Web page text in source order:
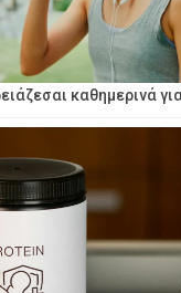
καθημερινά